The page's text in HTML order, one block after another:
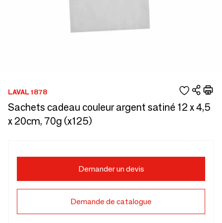
LAVAL 1878
Sachets cadeau couleur argent satiné 12 x 4,5
x 20cm, 70g (x125)
Demander un devis
Demande de catalogue